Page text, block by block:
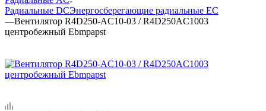
Радиальные DCЭнергосберегающие радиальные EC
—Вентилятор R4D250-AC10-03 / R4D250AC1003
центробежный Ebmpapst